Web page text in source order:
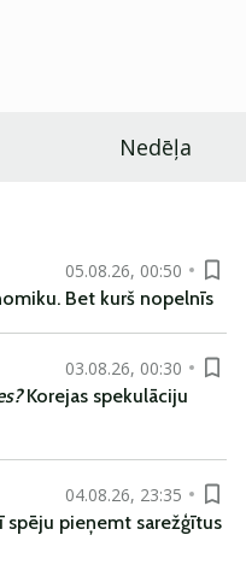
Nedēļa
05.08.26, 00:50
Bet kurš nopelnīs
03.08.26, 00:30
Korejas spekulāciju
04.08.26, 23:35
spēju pieņemt sarežģītus